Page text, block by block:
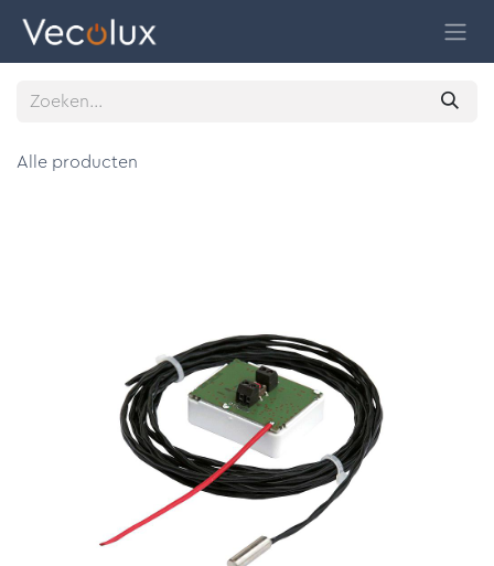
Alle producten